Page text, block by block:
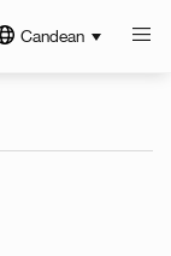
Candean